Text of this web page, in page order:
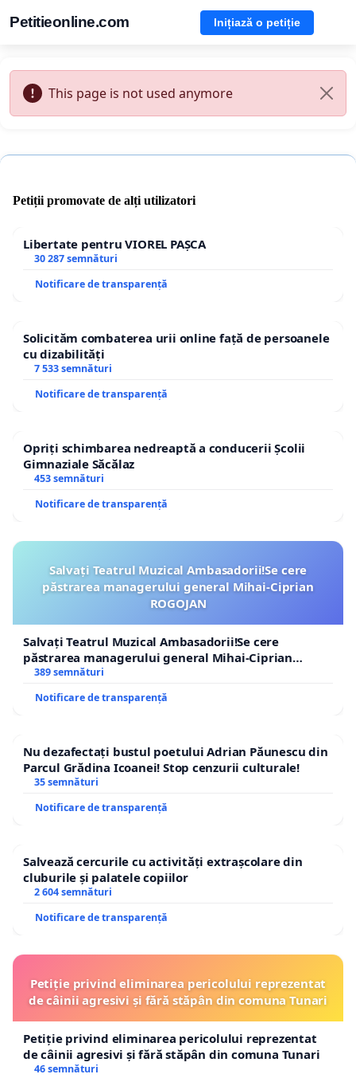
Petitieonline.com Inițiază o petiție
This page is not used anymore
Petiții promovate de alți utilizatori
Libertate pentru VIOREL PAȘCA
30 287 semnături
Notificare de transparență
Solicităm combaterea urii online față de persoanele
cu dizabilități
7 533 semnături
Notificare de transparență
Opriți schimbarea nedreaptă a conducerii Școlii
Gimnaziale Săcălaz
453 semnături
Notificare de transparență
Salvați Teatrul Muzical Ambasadorii!Se cere
păstrarea managerului general Mihai-Ciprian
ROGOJAN
Salvați Teatrul Muzical Ambasadorii!Se cere
păstrarea managerului general Mihai-Ciprian
ROGOJAN
389 semnături
Notificare de transparență
Nu dezafectați bustul poetului Adrian Păunescu din
Parcul Grădina Icoanei! Stop cenzurii culturale!
35 semnături
Notificare de transparență
Salvează cercurile cu activități extrașcolare din
cluburile și palatele copiilor
2 604 semnături
Notificare de transparență
Petiție privind eliminarea pericolului reprezentat
de câinii agresivi și fără stăpân din comuna Tunari
Petiție privind eliminarea pericolului reprezentat
de câinii agresivi și fără stăpân din comuna Tunari
46 semnături